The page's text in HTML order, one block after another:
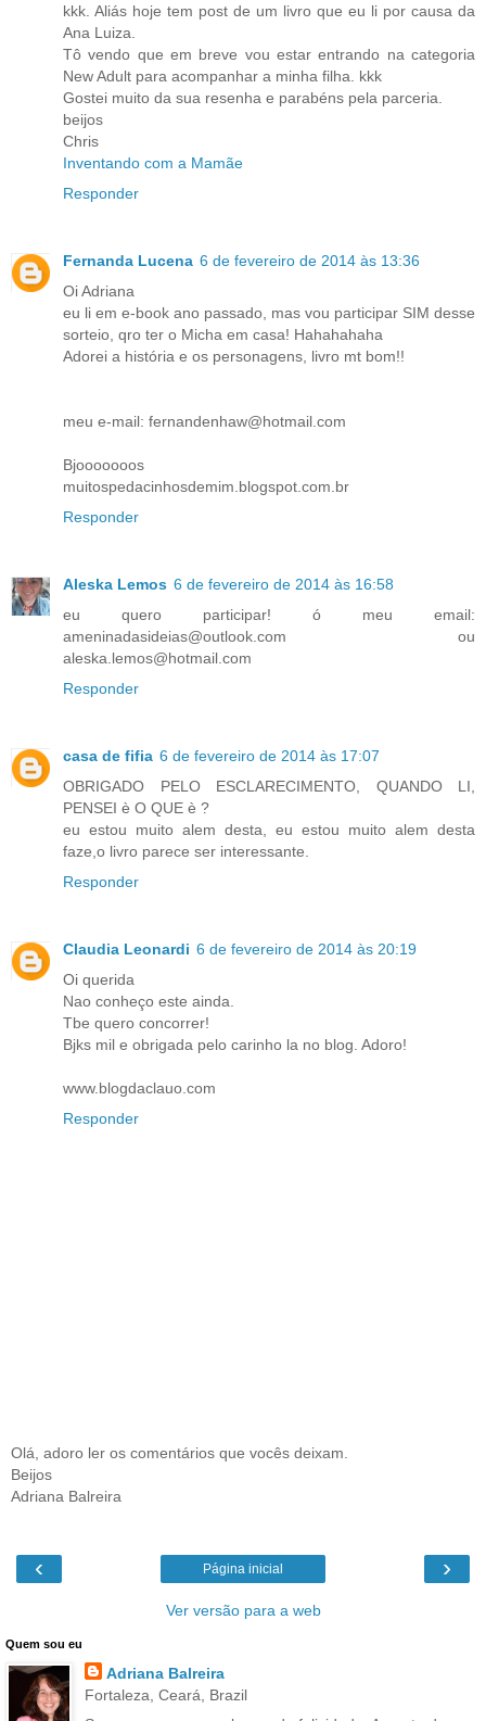
kkk. Aliás hoje tem post de um livro que eu li por causa da
Ana Luiza.
Tô vendo que em breve vou estar entrando na categoria
New Adult para acompanhar a minha filha. kkk
Gostei muito da sua resenha e parabéns pela parceria.
beijos
Chris
Inventando com a Mamãe
Responder
Fernanda Lucena 6 de fevereiro de 2014 às 13:36
Oi Adriana
eu li em e-book ano passado, mas vou participar SIM desse
sorteio, qro ter o Micha em casa! Hahahahaha
Adorei a história e os personagens, livro mt bom!!
meu e-mail: fernandenhaw@hotmail.com
Bjooooooos
muitospedacinhosdemim.blogspot.com.br
Responder
Aleska Lemos 6 de fevereiro de 2014 às 16:58
eu quero participar! ó meu email:
ameninadasideias@outlook.com ou
aleska.lemos@hotmail.com
Responder
casa de fifia 6 de fevereiro de 2014 às 17:07
OBRIGADO PELO ESCLARECIMENTO, QUANDO LI,
PENSEI è O QUE è ?
eu estou muito alem desta, eu estou muito alem desta
faze,o livro parece ser interessante.
Responder
Claudia Leonardi 6 de fevereiro de 2014 às 20:19
Oi querida
Nao conheço este ainda.
Tbe quero concorrer!
Bjks mil e obrigada pelo carinho la no blog. Adoro!
www.blogdaclauo.com
Responder
Olá, adoro ler os comentários que vocês deixam.
Beijos
Adriana Balreira
‹ ›
Página inicial
Ver versão para a web
Quem sou eu
Adriana Balreira
Fortaleza, Ceará, Brazil